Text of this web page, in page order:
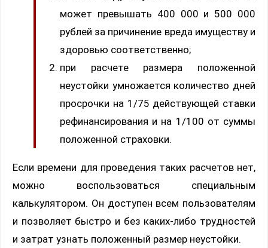
может превышать 400 000 и 500 000
рублей за причинение вреда имуществу и
здоровью соответственно;
при расчете размера положенной
неустойки умножается количество дней
просрочки на 1/75 действующей ставки
рефинансирования и на 1/100 от суммы
положенной страховки.
Если времени для проведения таких расчетов нет,
можно воспользоваться специальным
калькулятором. Он доступен всем пользователям
и позволяет быстро и без каких-либо трудностей
и затрат узнать положенный размер неустойки.